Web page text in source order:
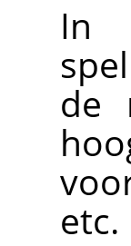
In
de
etc.